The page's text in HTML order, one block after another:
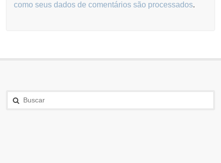
como seus dados de comentários são processados.